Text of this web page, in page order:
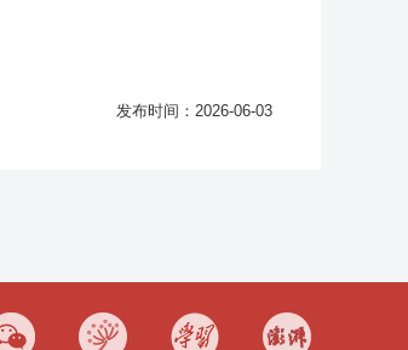
发布时间：2026-06-03